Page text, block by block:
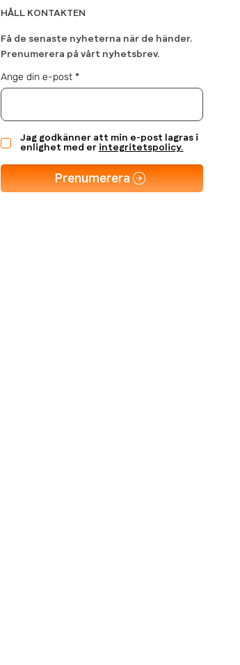
HÅLL KONTAKTEN
Få de senaste nyheterna när de händer.
Prenumerera på vårt nyhetsbrev.
Ange din e-post
Jag godkänner att min e-post lagras i
enlighet med er integritetspolicy.
Prenumerera